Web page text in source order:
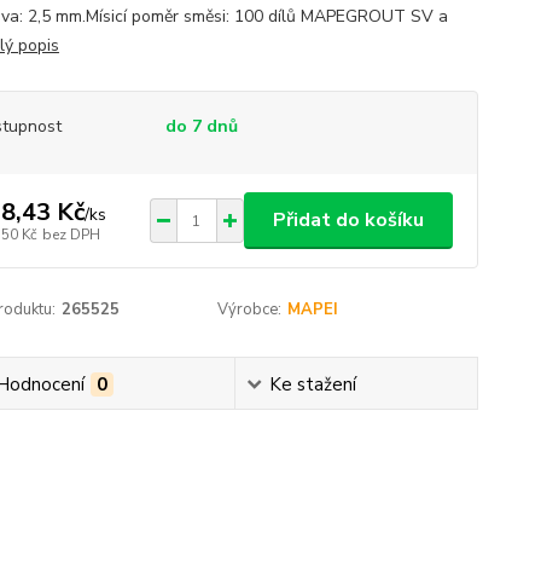
2,5 mm.Mísicí poměr směsi: 100 dílů MAPEGROUT SV a
popis
do 7 dnů
Kč/ks
Kč bez DPH
Přidat do košíku
265525 Výrobce: MAPEI
0 Ke stažení